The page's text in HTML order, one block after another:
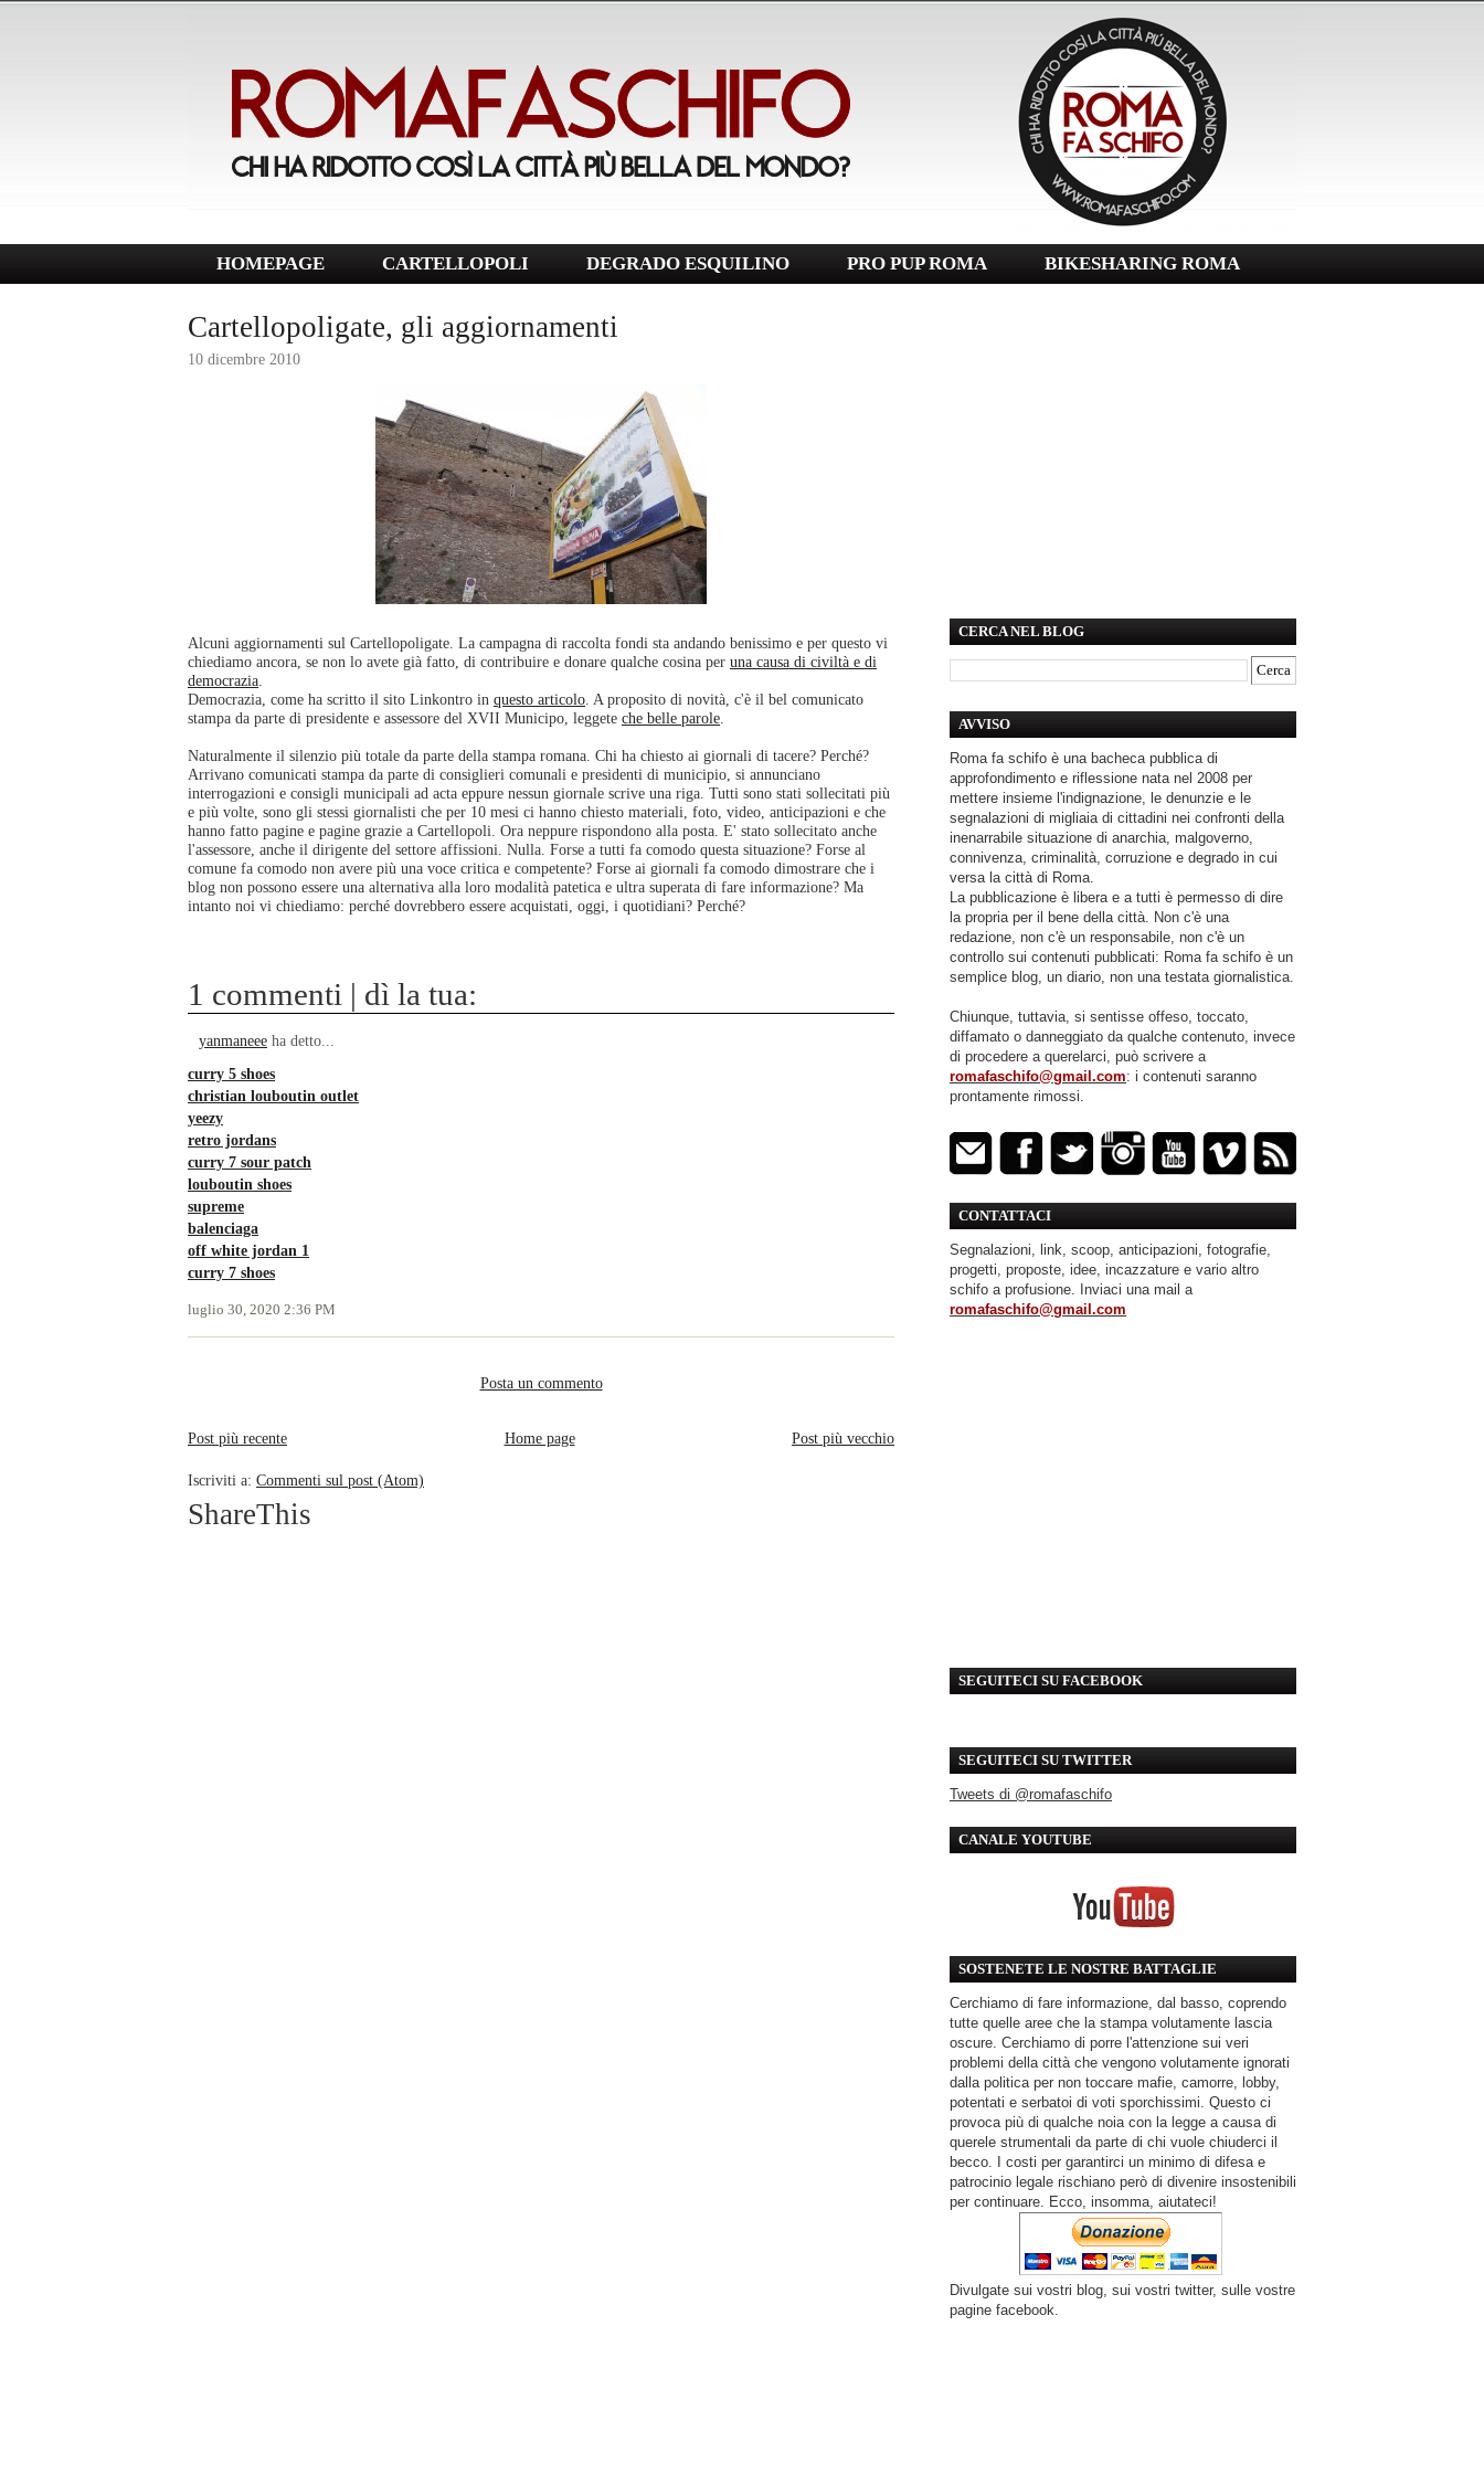
HOMEPAGE CARTELLOPOLI DEGRADO ESQUILINO PRO PUP ROMA BIKESHARING ROMA
Cartellopoligate, gli aggiornamenti
10 dicembre 2010
Alcuni aggiornamenti sul Cartellopoligate. La campagna di raccolta fondi sta andando benissimo e per questo vi
chiediamo ancora, se non lo avete già fatto, di contribuire e donare qualche cosina per una causa di civiltà e di
democrazia.
Democrazia, come ha scritto il sito Linkontro in questo articolo. A proposito di novità, c'è il bel comunicato
stampa da parte di presidente e assessore del XVII Municipo, leggete che belle parole.
Naturalmente il silenzio più totale da parte della stampa romana. Chi ha chiesto ai giornali di tacere? Perché?
Arrivano comunicati stampa da parte di consiglieri comunali e presidenti di municipio, si annunciano
interrogazioni e consigli municipali ad acta eppure nessun giornale scrive una riga. Tutti sono stati sollecitati più
e più volte, sono gli stessi giornalisti che per 10 mesi ci hanno chiesto materiali, foto, video, anticipazioni e che
hanno fatto pagine e pagine grazie a Cartellopoli. Ora neppure rispondono alla posta. E' stato sollecitato anche
l'assessore, anche il dirigente del settore affissioni. Nulla. Forse a tutti fa comodo questa situazione? Forse al
comune fa comodo non avere più una voce critica e competente? Forse ai giornali fa comodo dimostrare che i
blog non possono essere una alternativa alla loro modalità patetica e ultra superata di fare informazione? Ma
intanto noi vi chiediamo: perché dovrebbero essere acquistati, oggi, i quotidiani? Perché?
1 commenti | dì la tua:
yanmaneee ha detto...
curry 5 shoes
christian louboutin outlet
yeezy
retro jordans
curry 7 sour patch
louboutin shoes
supreme
balenciaga
off white jordan 1
curry 7 shoes
luglio 30, 2020 2:36 PM
Posta un commento
Post più recente Post più vecchio
Home page
Iscriviti a: Commenti sul post (Atom)
ShareThis
CERCA NEL BLOG
AVVISO
Roma fa schifo è una bacheca pubblica di
approfondimento e riflessione nata nel 2008 per
mettere insieme l'indignazione, le denunzie e le
segnalazioni di migliaia di cittadini nei confronti della
inenarrabile situazione di anarchia, malgoverno,
connivenza, criminalità, corruzione e degrado in cui
versa la città di Roma.
La pubblicazione è libera e a tutti è permesso di dire
la propria per il bene della città. Non c'è una
redazione, non c'è un responsabile, non c'è un
controllo sui contenuti pubblicati: Roma fa schifo è un
semplice blog, un diario, non una testata giornalistica.
Chiunque, tuttavia, si sentisse offeso, toccato,
diffamato o danneggiato da qualche contenuto, invece
di procedere a querelarci, può scrivere a
romafaschifo@gmail.com: i contenuti saranno
prontamente rimossi.
CONTATTACI
Segnalazioni, link, scoop, anticipazioni, fotografie,
progetti, proposte, idee, incazzature e vario altro
schifo a profusione. Inviaci una mail a
romafaschifo@gmail.com
SEGUITECI SU FACEBOOK
SEGUITECI SU TWITTER
Tweets di @romafaschifo
CANALE YOUTUBE
SOSTENETE LE NOSTRE BATTAGLIE
Cerchiamo di fare informazione, dal basso, coprendo
tutte quelle aree che la stampa volutamente lascia
oscure. Cerchiamo di porre l'attenzione sui veri
problemi della città che vengono volutamente ignorati
dalla politica per non toccare mafie, camorre, lobby,
potentati e serbatoi di voti sporchissimi. Questo ci
provoca più di qualche noia con la legge a causa di
querele strumentali da parte di chi vuole chiuderci il
becco. I costi per garantirci un minimo di difesa e
patrocinio legale rischiano però di divenire insostenibili
per continuare. Ecco, insomma, aiutateci!
Divulgate sui vostri blog, sui vostri twitter, sulle vostre
pagine facebook.